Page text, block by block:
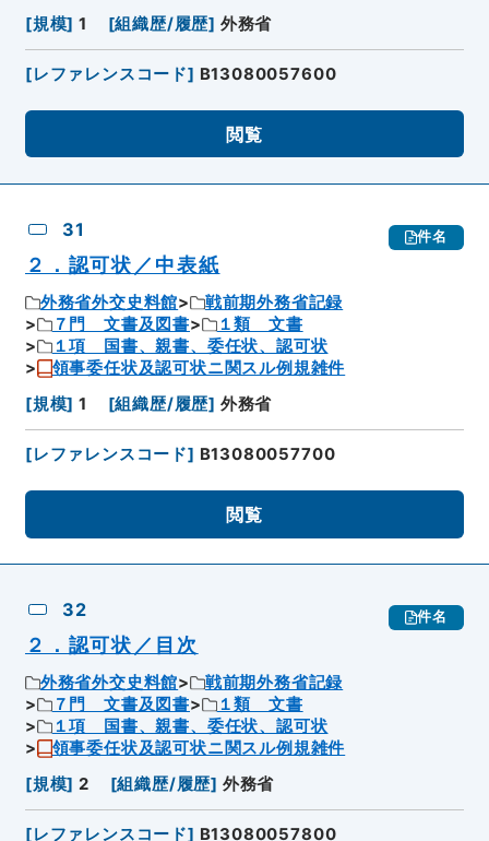
[規模] 1 [組織歴/履歴] 外務省
[レファレンスコード] B13080057600
閲覧
31 件名
２．認可状／中表紙
外務省外交史料館
戦前期外務省記録
７門 文書及図書
１類 文書
１項 国書、親書、委任状、認可状
領事委任状及認可状ニ関スル例規雑件
[規模] 1 [組織歴/履歴] 外務省
[レファレンスコード] B13080057700
閲覧
32 件名
２．認可状／目次
外務省外交史料館
戦前期外務省記録
７門 文書及図書
１類 文書
１項 国書、親書、委任状、認可状
領事委任状及認可状ニ関スル例規雑件
[規模] 2 [組織歴/履歴] 外務省
[レファレンスコード] B13080057800